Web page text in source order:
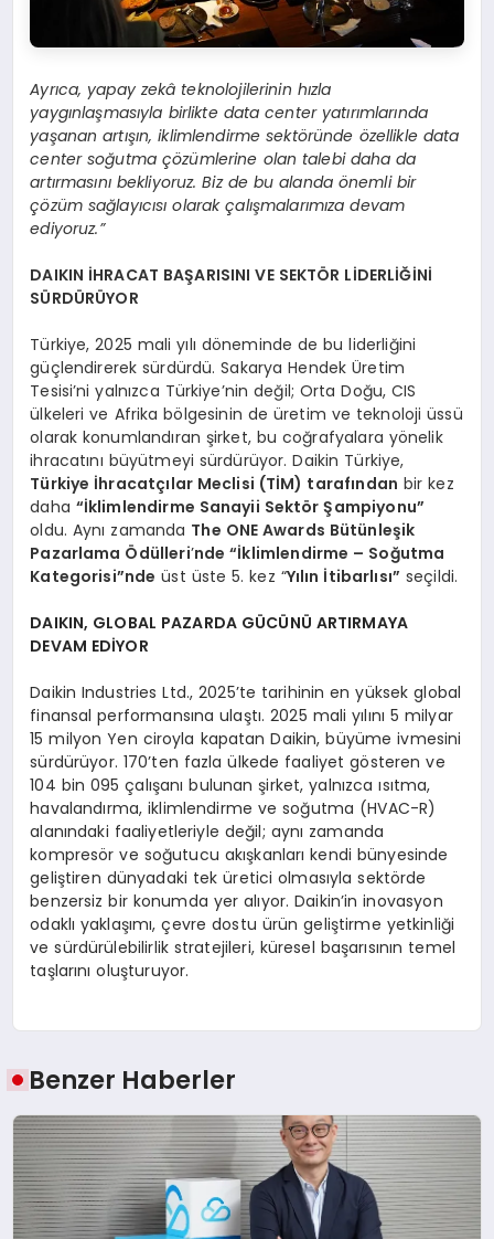
Ayrıca, yapay zekâ teknolojilerinin hızla
yaygınlaşmasıyla birlikte data center yatırımlarında
yaşanan artışın, iklimlendirme sektöründe özellikle data
center soğutma çözümlerine olan talebi daha da
artırmasını bekliyoruz. Biz de bu alanda önemli bir
çözüm sağlayıcısı olarak çalışmalarımıza devam
ediyoruz.”
DAIKIN İHRACAT BAŞARISINI VE SEKTÖR LİDERLİĞİNİ
SÜRDÜRÜYOR
Türkiye, 2025 mali yılı döneminde de bu liderliğini
güçlendirerek sürdürdü. Sakarya Hendek Üretim
Tesisi’ni yalnızca Türkiye’nin değil; Orta Doğu, CIS
ülkeleri ve Afrika bölgesinin de üretim ve teknoloji üssü
olarak konumlandıran şirket, bu coğrafyalara yönelik
ihracatını büyütmeyi sürdürüyor. Daikin Türkiye,
Türkiye İhracatçılar Meclisi (TİM) tarafından bir kez
daha “İklimlendirme Sanayii Sektör Şampiyonu”
oldu. Aynı zamanda The ONE Awards Bütünleşik
Pazarlama Ödülleri’nde “İklimlendirme – Soğutma
Kategorisi”nde üst üste 5. kez “Yılın İtibarlısı” seçildi.
DAIKIN, GLOBAL PAZARDA GÜCÜNÜ ARTIRMAYA
DEVAM EDİYOR
Daikin Industries Ltd., 2025’te tarihinin en yüksek global
finansal performansına ulaştı. 2025 mali yılını 5 milyar
15 milyon Yen ciroyla kapatan Daikin, büyüme ivmesini
sürdürüyor. 170’ten fazla ülkede faaliyet gösteren ve
104 bin 095 çalışanı bulunan şirket, yalnızca ısıtma,
havalandırma, iklimlendirme ve soğutma (HVAC-R)
alanındaki faaliyetleriyle değil; aynı zamanda
kompresör ve soğutucu akışkanları kendi bünyesinde
geliştiren dünyadaki tek üretici olmasıyla sektörde
benzersiz bir konumda yer alıyor. Daikin’in inovasyon
odaklı yaklaşımı, çevre dostu ürün geliştirme yetkinliği
ve sürdürülebilirlik stratejileri, küresel başarısının temel
taşlarını oluşturuyor.
Benzer Haberler